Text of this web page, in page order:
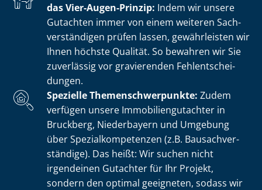
das Vier-Augen-Prinzip: Indem wir unsere
Gutachten immer von einem weiteren Sach­
ver­stän­di­gen prüfen lassen, gewährleisten wir
Ihnen höchste Qualität. So bewahren wir Sie
zuverlässig vor gravierenden Fehl­ent­schei­
dun­gen.
Spezielle The­men­schwer­punk­te: Zudem
verfügen unsere Im­mo­bi­li­en­gut­ach­ter in
Bruckberg, Niederbayern und Umgebung
über Spe­zi­al­kom­pe­ten­zen (z.B. Bau­sach­ver­
stän­di­ge). Das heißt: Wir suchen nicht
irgendeinen Gutachter für Ihr Projekt,
sondern den optimal geeigneten, sodass wir